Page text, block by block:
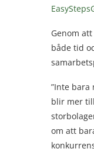
Genom
både tid
”Inte
blir mer
om att